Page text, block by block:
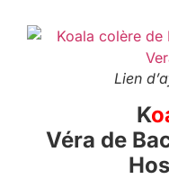
Lien
K
Véra de